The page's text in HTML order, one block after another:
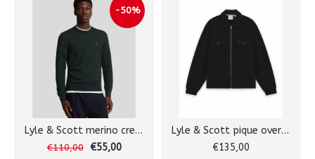
-50%
Lyle & Scott merino crewneck
€110,00 €55,00
Lyle & Scott pique overshirt
€135,00